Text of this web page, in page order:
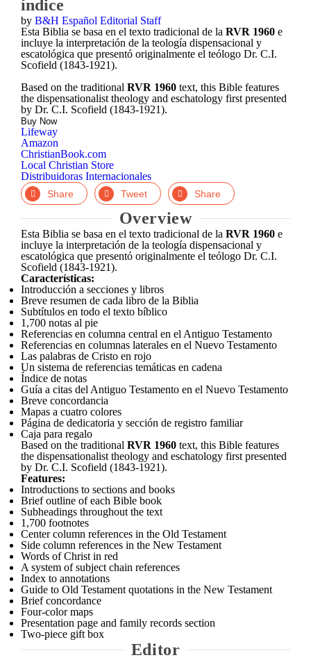
índice
by B&H Español Editorial Staff
Esta Biblia se basa en el texto tradicional de la RVR 1960 e
incluye la interpretación de la teología dispensacional y
escatológica que presentó originalmente el teólogo Dr. C.I.
Scofield (1843-1921).
Based on the traditional RVR 1960 text, this Bible features
the dispensationalist theology and eschatology first presented
by Dr. C.I. Scofield (1843-1921).
Buy Now
Lifeway
Amazon
ChristianBook.com
Local Christian Store
Distribuidoras Internacionales
Facebook Twitter LinkedIn
Overview
Esta Biblia se basa en el texto tradicional de la RVR 1960 e
incluye la interpretación de la teología dispensacional y
escatológica que presentó originalmente el teólogo Dr. C.I.
Scofield (1843-1921).
Características:
Introducción a secciones y libros
Breve resumen de cada libro de la Biblia
Subtítulos en todo el texto bíblico
1,700 notas al pie
Referencias en columna central en el Antiguo Testamento
Referencias en columnas laterales en el Nuevo Testamento
Las palabras de Cristo en rojo
Un sistema de referencias temáticas en cadena
Índice de notas
Guía a citas del Antiguo Testamento en el Nuevo Testamento
Breve concordancia
Mapas a cuatro colores
Página de dedicatoria y sección de registro familiar
Caja para regalo
Based on the traditional RVR 1960 text, this Bible features
the dispensationalist theology and eschatology first presented
by Dr. C.I. Scofield (1843-1921).
Features:
Introductions to sections and books
Brief outline of each Bible book
Subheadings throughout the text
1,700 footnotes
Center column references in the Old Testament
Side column references in the New Testament
Words of Christ in red
A system of subject chain references
Index to annotations
Guide to Old Testament quotations in the New Testament
Brief concordance
Four-color maps
Presentation page and family records section
Two-piece gift box
Editor